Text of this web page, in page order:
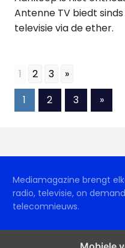
Antenne TV biedt
televisie via de ether.
1 2 3 »
Berichten
1 2 3 »
Mediamagazine brengt
radio, televisie, on
telecomnieuws.